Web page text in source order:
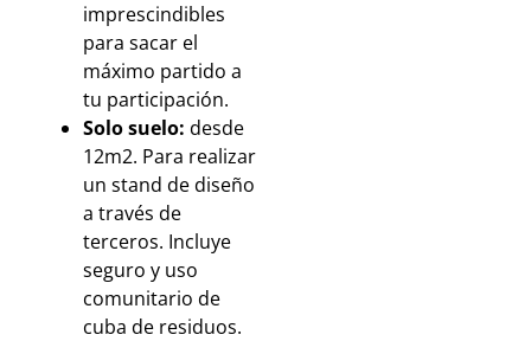
imprescindibles
para sacar el
máximo partido a
tu participación.
Solo suelo: desde
12m2. Para realizar
un stand de diseño
a través de
terceros. Incluye
seguro y uso
comunitario de
cuba de residuos.